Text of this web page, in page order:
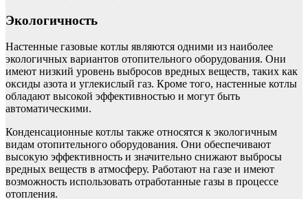
Экологичность
Настенные газовые котлы являются одними из наиболее
экологичных вариантов отопительного оборудования. Они
имеют низкий уровень выбросов вредных веществ, таких как
оксиды азота и углекислый газ. Кроме того, настенные котлы
обладают высокой эффективностью и могут быть
автоматическими.
Конденсационные котлы также относятся к экологичным
видам отопительного оборудования. Они обеспечивают
высокую эффективность и значительно снижают выбросы
вредных веществ в атмосферу. Работают на газе и имеют
возможность использовать отработанные газы в процессе
отопления.